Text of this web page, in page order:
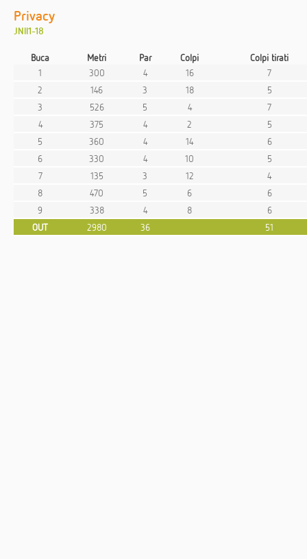
Privacy
JNII1-18
Buca Metri Par Colpi
Colpi tirati
1
300 4 16
7
2
146 3 18
5
3
526 5 4
7
4
375 4 2
5
5
360 4 14
6
6
330 4 10
5
7
135 3 12
4
8
470 5 6
6
9
338 4 8
6
OUT
2980 36 51